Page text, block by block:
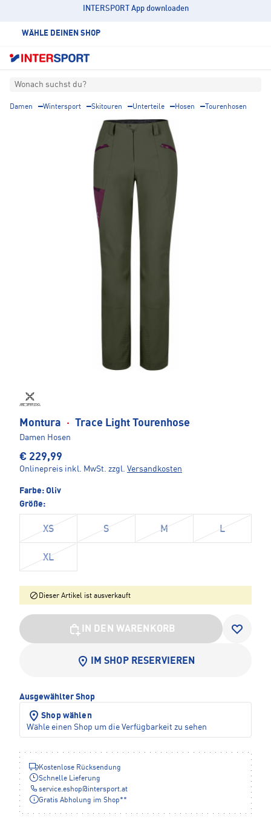
INTERSPORT App downloaden
WÄHLE DEINEN SHOP
Wonach suchst du?
Damen Wintersport Skitouren Unterteile Hosen Tourenhosen
Montura · Trace Light Tourenhose
Damen Hosen
€ 229,99
Onlinepreis inkl. MwSt. zzgl. Versandkosten
Farbe: Oliv
Größe:
XS S M L
XL
Dieser Artikel ist ausverkauft
IN DEN WARENKORB
IM SHOP RESERVIEREN
Ausgewählter Shop
Shop wählen
Wähle einen Shop um die Verfügbarkeit zu sehen
Kostenlose Rücksendung
Schnelle Lieferung
service.eshop@ intersport.at
Gratis Abholung im Shop**